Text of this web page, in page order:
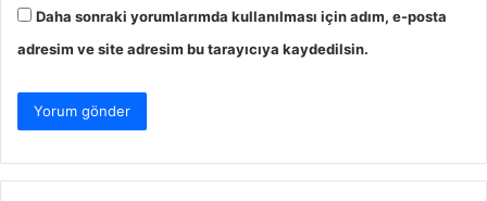
Daha sonraki yorumlarımda kullanılması için adım, e-posta
adresim ve site adresim bu tarayıcıya kaydedilsin.